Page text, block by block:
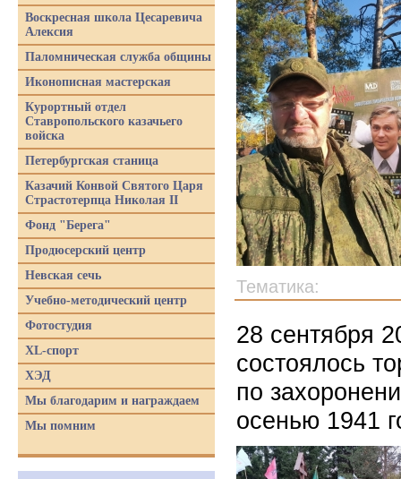
Тематика:
28 сентября
состоялось
по
осенью 1941
Воскресная школа Цесаревича
Алексия
Паломническая служба общины
Иконописная мастерская
Курортный отдел
Ставропольского казачьего
войска
Петербургская станица
Казачий Конвой Святого Царя
Страстотерпца Николая II
Фонд "Берега"
Продюсерский центр
Невская сечь
Учебно-методический центр
Фотостудия
XL-спорт
ХЭД
Мы благодарим и награждаем
Мы помним